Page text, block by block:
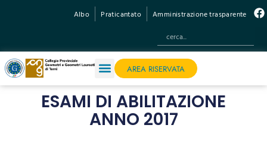
Albo Praticantato Amministrazione trasparente
AREA RISERVATA
ESAMI DI ABILITAZIONE
ANNO 2017